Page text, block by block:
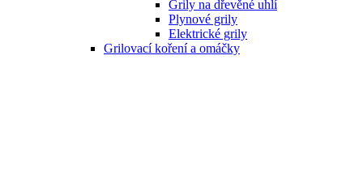
Grily na dřevěné uhlí
Plynové grily
Elektrické grily
Grilovací koření a omáčky